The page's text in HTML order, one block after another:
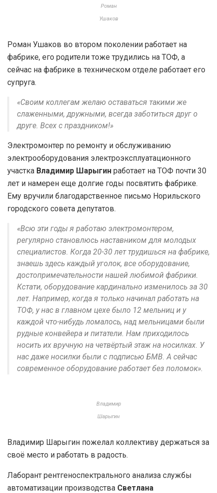
Роман
Ушаков
Роман Ушаков во втором поколении работает на
фабрике, его родители тоже трудились на ТОФ, а
сейчас на фабрике в техническом отделе работает его
супруга.
«Своим коллегам желаю оставаться такими же
слаженными, дружными, всегда заботиться друг о
друге. Всех с праздником!»
Электромонтер по ремонту и обслуживанию
электрооборудования электроэксплуатационного
участка Владимир Шарыгин работает на ТОФ почти 30
лет и намерен еще долгие годы посвятить фабрике.
Ему вручили благодарственное письмо Норильского
городского совета депутатов.
«Всю эти годы я работаю электромонтером,
регулярно становлюсь наставником для молодых
специалистов. Когда 20-30 лет трудишься на фабрике,
знаешь здесь каждый уголок, все оборудование,
достопримечательности нашей любимой фабрики.
Кстати, оборудование кардинально изменилось за 30
лет. Например, когда я только начинал работать на
ТОФ, у нас в главном цехе было 12 мельниц и у
каждой что-нибудь ломалось, над мельницами были
рудные конвейера и питатели. Нам приходилось
носить их вручную на четвёртый этаж на носилках. У
нас даже носилки были с подписью БМВ. А сейчас
современное оборудование работает без поломок».
Владимир
Шарыгин
Владимир Шарыгин пожелал коллективу держаться за
своё место и работать в радость.
Лаборант рентгеноспектрального анализа службы
автоматизации производства Светлана